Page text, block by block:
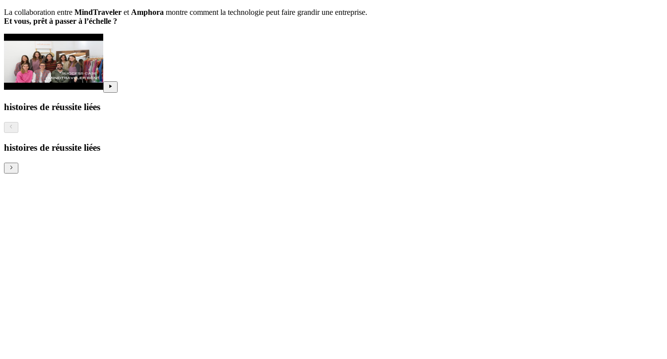
La collaboration entre MindTraveler et Amphora montre comment la technologie peut faire grandir une entreprise.
Et vous, prêt à passer à l’échelle ?
histoires de réussite liées
histoires de réussite liées